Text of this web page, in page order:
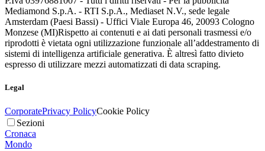
Mediamond S.p.A. - RTI S.p.A., Mediaset N.V., sede legale
Amsterdam (Paesi Bassi) - Uffici Viale Europa 46, 20093 Cologno
Monzese (MI)Rispetto ai contenuti e ai dati personali trasmessi e/o
riprodotti è vietata ogni utilizzazione funzionale all’addestramento di
sistemi di intelligenza artificiale generativa. È altresì fatto divieto
espresso di utilizzare mezzi automatizzati di data scraping.
Legal
CorporatePrivacy PolicyCookie Policy
Sezioni
Cronaca
Mondo